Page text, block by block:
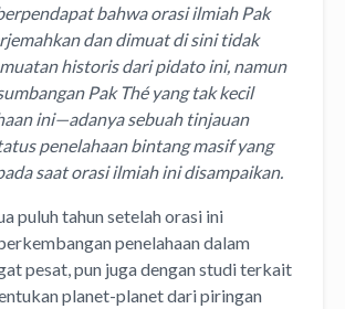
bahwa orasi ilmiah Pak
dan dimuat di sini tidak
historis dari pidato ini, namun
Pak Thé yang tak kecil
ini—adanya sebuah tinjauan
penelahaan bintang masif yang
saat orasi ilmiah ini disampaikan.
puluh tahun setelah orasi ini
penelahaan dalam
pesat, pun juga dengan studi terkait
planet-planet dari piringan